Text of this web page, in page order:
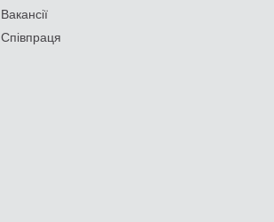
Вакансії
Співпраця